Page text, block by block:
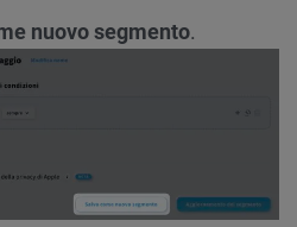
nuovo segmento.